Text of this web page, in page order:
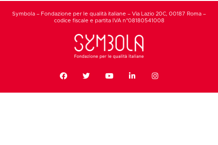
Symbola – Fondazione per le qualità italiane – Via Lazio 20C, 00187 Roma –
codice fiscale e partita IVA n°08180541008